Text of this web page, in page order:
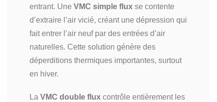
entrant. Une VMC simple flux se contente
d’extraire l’air vicié, créant une dépression qui
fait entrer l’air neuf par des entrées d’air
naturelles. Cette solution génère des
déperditions thermiques importantes, surtout
en hiver.
La VMC double flux contrôle entièrement les